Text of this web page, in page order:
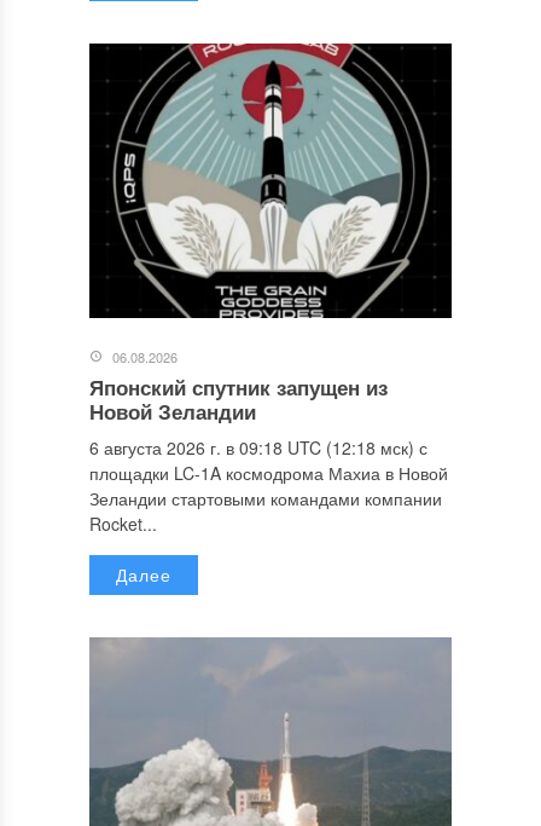
06.08.2026
Японский спутник запущен из
Новой Зеландии
6 августа 2026 г. в 09:18 UTC (12:18 мск) с
площадки LC-1A космодрома Махиа в Новой
Зеландии стартовыми командами компании
Rocket...
Далее